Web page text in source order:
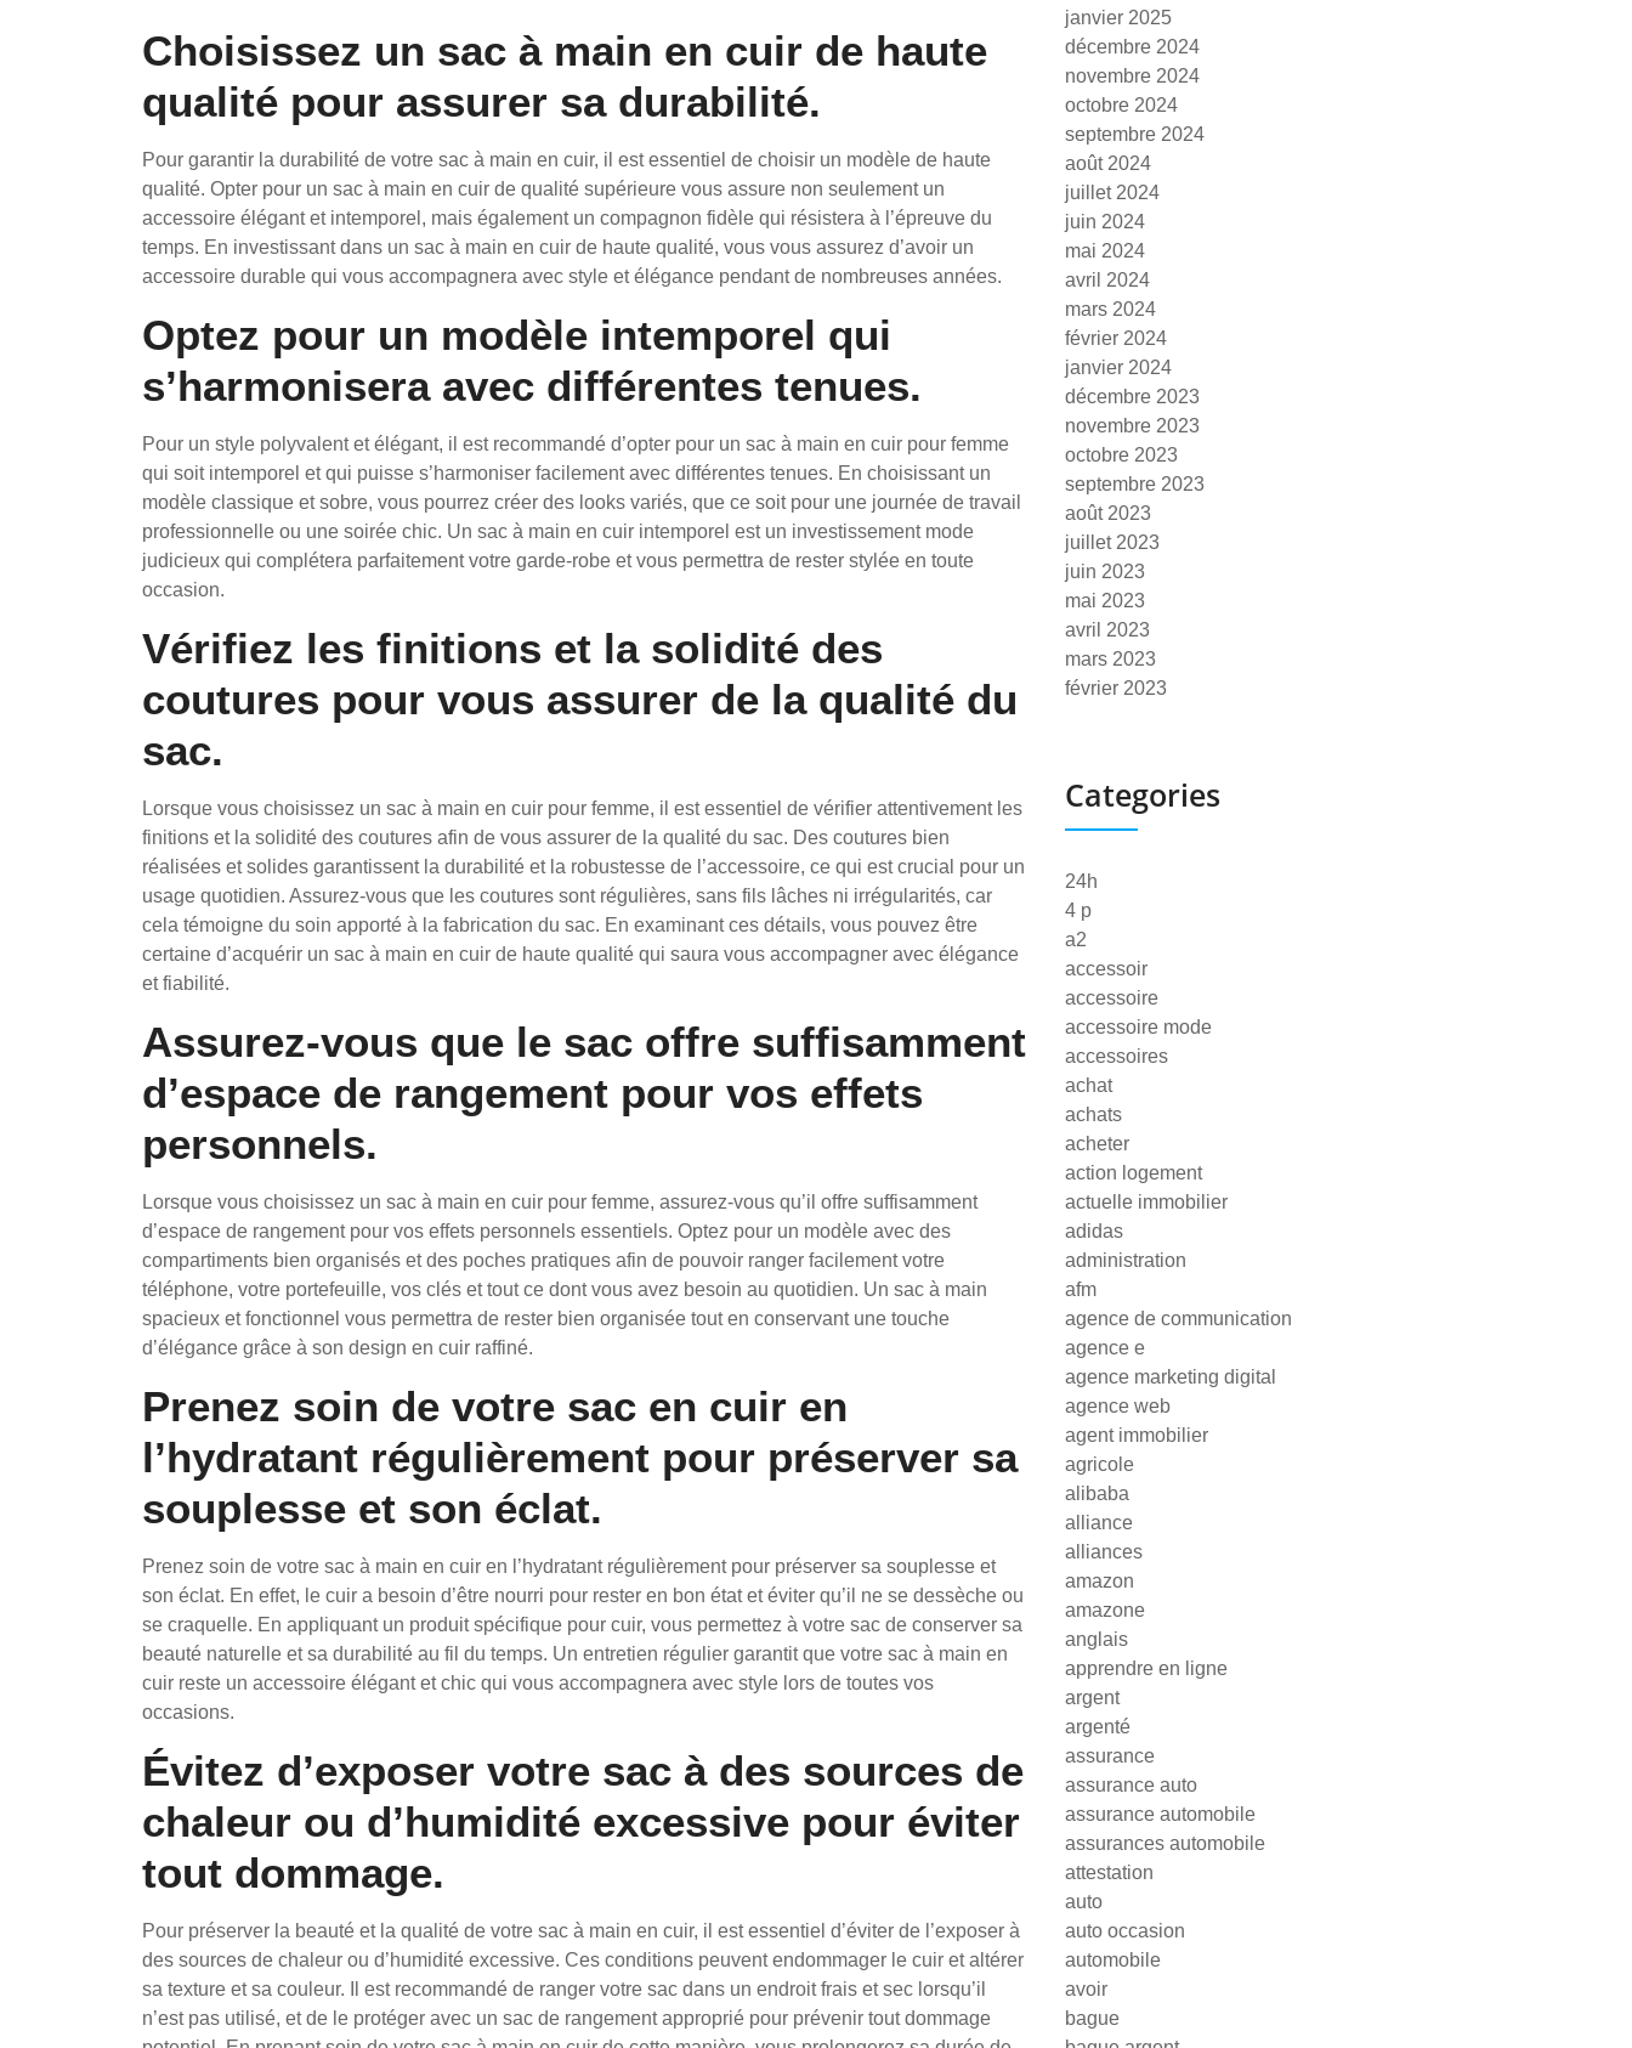
Choisissez un sac à main en cuir de haute
qualité pour assurer sa durabilité.
Pour garantir la durabilité de votre sac à main en cuir, il est essentiel de choisir un modèle de haute
qualité. Opter pour un sac à main en cuir de qualité supérieure vous assure non seulement un
accessoire élégant et intemporel, mais également un compagnon fidèle qui résistera à l’épreuve du
temps. En investissant dans un sac à main en cuir de haute qualité, vous vous assurez d’avoir un
accessoire durable qui vous accompagnera avec style et élégance pendant de nombreuses années.
Optez pour un modèle intemporel qui
s’harmonisera avec différentes tenues.
Pour un style polyvalent et élégant, il est recommandé d’opter pour un sac à main en cuir pour femme
qui soit intemporel et qui puisse s’harmoniser facilement avec différentes tenues. En choisissant un
modèle classique et sobre, vous pourrez créer des looks variés, que ce soit pour une journée de travail
professionnelle ou une soirée chic. Un sac à main en cuir intemporel est un investissement mode
judicieux qui complétera parfaitement votre garde-robe et vous permettra de rester stylée en toute
occasion.
Vérifiez les finitions et la solidité des
coutures pour vous assurer de la qualité du
sac.
Lorsque vous choisissez un sac à main en cuir pour femme, il est essentiel de vérifier attentivement les
finitions et la solidité des coutures afin de vous assurer de la qualité du sac. Des coutures bien
réalisées et solides garantissent la durabilité et la robustesse de l’accessoire, ce qui est crucial pour un
usage quotidien. Assurez-vous que les coutures sont régulières, sans fils lâches ni irrégularités, car
cela témoigne du soin apporté à la fabrication du sac. En examinant ces détails, vous pouvez être
certaine d’acquérir un sac à main en cuir de haute qualité qui saura vous accompagner avec élégance
et fiabilité.
Assurez-vous que le sac offre suffisamment
d’espace de rangement pour vos effets
personnels.
Lorsque vous choisissez un sac à main en cuir pour femme, assurez-vous qu’il offre suffisamment
d’espace de rangement pour vos effets personnels essentiels. Optez pour un modèle avec des
compartiments bien organisés et des poches pratiques afin de pouvoir ranger facilement votre
téléphone, votre portefeuille, vos clés et tout ce dont vous avez besoin au quotidien. Un sac à main
spacieux et fonctionnel vous permettra de rester bien organisée tout en conservant une touche
d’élégance grâce à son design en cuir raffiné.
Prenez soin de votre sac en cuir en
l’hydratant régulièrement pour préserver sa
souplesse et son éclat.
Prenez soin de votre sac à main en cuir en l’hydratant régulièrement pour préserver sa souplesse et
son éclat. En effet, le cuir a besoin d’être nourri pour rester en bon état et éviter qu’il ne se dessèche ou
se craquelle. En appliquant un produit spécifique pour cuir, vous permettez à votre sac de conserver sa
beauté naturelle et sa durabilité au fil du temps. Un entretien régulier garantit que votre sac à main en
cuir reste un accessoire élégant et chic qui vous accompagnera avec style lors de toutes vos
occasions.
Évitez d’exposer votre sac à des sources de
chaleur ou d’humidité excessive pour éviter
tout dommage.
Pour préserver la beauté et la qualité de votre sac à main en cuir, il est essentiel d’éviter de l’exposer à
des sources de chaleur ou d’humidité excessive. Ces conditions peuvent endommager le cuir et altérer
sa texture et sa couleur. Il est recommandé de ranger votre sac dans un endroit frais et sec lorsqu’il
n’est pas utilisé, et de le protéger avec un sac de rangement approprié pour prévenir tout dommage
janvier 2025
décembre 2024
novembre 2024
octobre 2024
septembre 2024
août 2024
juillet 2024
juin 2024
mai 2024
avril 2024
mars 2024
février 2024
janvier 2024
décembre 2023
novembre 2023
octobre 2023
septembre 2023
août 2023
juillet 2023
juin 2023
mai 2023
avril 2023
mars 2023
février 2023
Categories
24h
4 p
a2
accessoir
accessoire
accessoire mode
accessoires
achat
achats
acheter
action logement
actuelle immobilier
adidas
administration
afm
agence de communication
agence e
agence marketing digital
agence web
agent immobilier
agricole
alibaba
alliance
alliances
amazon
amazone
anglais
apprendre en ligne
argent
argenté
assurance
assurance auto
assurance automobile
assurances automobile
attestation
auto
auto occasion
automobile
avoir
bague